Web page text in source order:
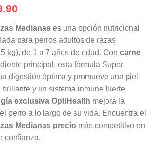
Medianas es una opción nutricional
para perros adultos de razas
kg), de 1 a 7 años de edad. Con carne
principal, esta fórmula Super
digestión óptima y promueve una piel
y un sistema inmune fuerte.
exclusiva OptiHealth mejora la
perro a lo largo de su vida. Encuentra el
Medianas precio más competitivo en
confianza.